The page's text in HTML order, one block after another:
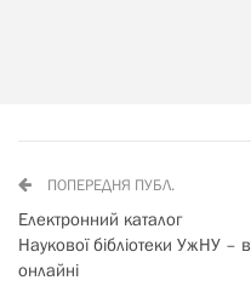
ПОПЕРЕДНЯ ПУБЛ.
Електронний каталог
Наукової бібліотеки УжНУ – в
онлайні